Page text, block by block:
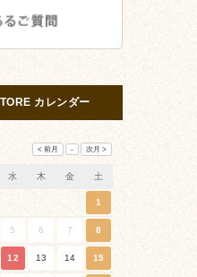
カレンダー
水 木 金 土
1
5 6 7 8
12 13 14 15